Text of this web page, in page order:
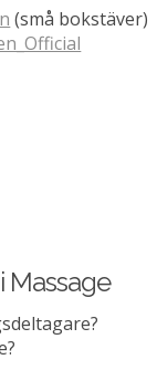
(små bokstäver)
Massage